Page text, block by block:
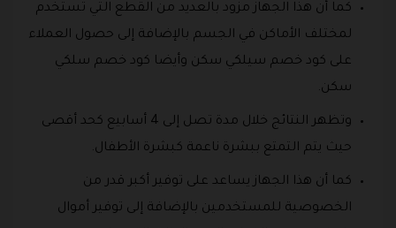
كما أن هذا الجهاز مزود بالعديد من القطع التي تستخدم
لمختلف الأماكن في الجسم بالإضافة إلى حصول العملاء
على كود خصم سيلكي سكن وأيضا كود خصم سلكي
سكن.
وتظهر النتائج خلال مدة تصل إلى 4 أسابيع كحد أقصى
حيث يتم التمتع ببشرة ناعمة كبشرة الأطفال.
كما أن هذا الجهاز يساعد على توفير أكبر قدر من
الخصوصية للمستخدمين بالإضافة إلى توفير أموال